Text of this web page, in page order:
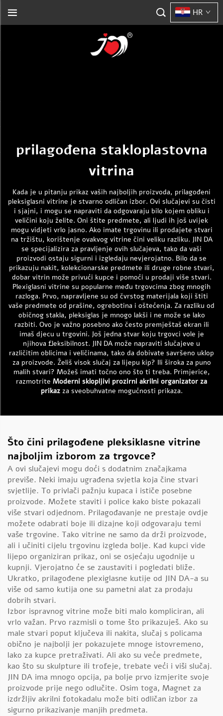
HR
prilagođena stakloplastovna
vitrina
Kada je u pitanju prikaz vaših najboljih proizvoda, prilagođeni
pleksiglasni vitrine je stvarno odličan izbor. Ovi slučajevi su čisti
i sjajni, i mogu se napraviti da odgovaraju bilo kojem obliku i
veličini koju želite. Oni štite predmete, ali ljudi ih još uvijek
mogu vidjeti vrlo jasno. Ako imate trgovinu ili prodajete stvari
na tržištu, korištenje ovakvog vitrine čini veliku razliku. JIN DA
se specijalizira za pravljenje ovih slučajeva, tako da vaši
proizvodi ostaju sigurni i izgledaju nevjerojatno. Bilo da se
prikazuju nakit, kolekcionarske predmete ili druge robne stvari,
dobar vitrin može privući kupce i pomoći u prodaji više stvari.
Plexiglasni vitrine su popularne među trgovcima zbog mnogih
razloga. Prvo, napravljene su od čvrstog materijala koji štiti
vaše predmete od prašine, ogrebotina i oštećenja. Za razliku od
običnog stakla, pleksiglas je mnogo lakši i ne može se lako
razbiti. Ovo je važno posebno ako često premještaš ekran ili
imaš djecu u trgovini. Još jedna stvar koju trgovci vole je
njihova fleksibilnost. JIN DA može napraviti slučajeve u
različitim oblicima i veličinama, tako da dobivate savršeno uklop
za proizvode. Želiš visok slučaj za lijepu kip? Ili široka za puno
malih stvari? Možeš imati točno ono što ti treba. Primjerice,
razmotrite Moderni sklopljivi prozirni akrilni organizator za
prikaz za sveobuhvatne mogućnosti prikaza.
Što čini prilagođene pleksiklasne vitrine
najboljim izborom za trgovce?
A ovi slučajevi mogu doći s dodatnim značajkama
previše. Neki imaju ugrađena svjetla koja čine stvari
svjetlije. To privlači pažnju kupaca i ističe posebne
proizvode. Možete staviti i police kako biste pokazali
više stvari odjednom. Prilagođavanje ne prestaje ovdje
možete odabrati boje ili dizajne koji odgovaraju temi
vaše trgovine. Tako vitrine ne samo da drži proizvode,
ali i učiniti cijelu trgovinu izgleda bolje. Kad kupci vide
lijepo organiziran prikaz, oni se osjećaju ugodnije u
kupnji. Vjerojatno će se zaustaviti i pogledati bliže.
Ukratko, prilagođene plexiglasne kutije od JIN DA-a su
više od samo kutija one su pametni alat za prodaju
dobrih stvari.
Izbor ispravnog vitrine može biti malo kompliciran, ali
vrlo važan. Prvo razmisli o tome što prikazuješ. Ako su
male stvari poput ključeva ili nakita, slučaj s policama
obično je najbolji jer pokazujete mnoge istovremeno,
lako za kupce pretraživati. Ali ako su veće predmete,
kao što su skulpture ili trofeje, trebate veći i viši slučaj.
JIN DA ima mnogo opcija, pa bolje prvo izmjerite svoje
proizvode prije nego odlučite. Osim toga, Magnet za
izdržljiv akrilni fotokadalu može biti odličan izbor za
sigurno prikazivanje manjih predmeta.